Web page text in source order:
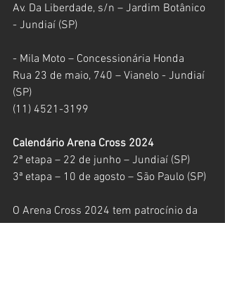
Av. Da Liberdade, s/n – Jardim Botânico
- Jundiaí (SP)
- Mila Moto – Concessionária Honda
Rua 23 de maio, 740 – Vianelo - Jundiaí
(SP)
(11) 4521-3199
Calendário Arena Cross 2024
2ª etapa – 22 de junho – Jundiaí (SP)
3ª etapa – 10 de agosto – São Paulo (SP)
O Arena Cross 2024 tem patrocínio da